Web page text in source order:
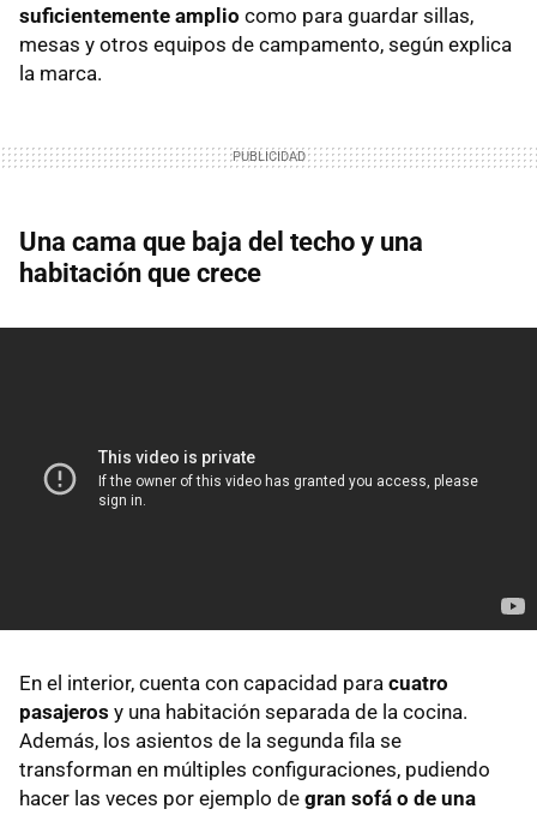
suficientemente amplio como para guardar sillas,
mesas y otros equipos de campamento, según explica
la marca.
Una cama que baja del techo y una
habitación que crece
En el interior, cuenta con capacidad para cuatro
pasajeros y una habitación separada de la cocina.
Además, los asientos de la segunda fila se
transforman en múltiples configuraciones, pudiendo
hacer las veces por ejemplo de gran sofá o de una